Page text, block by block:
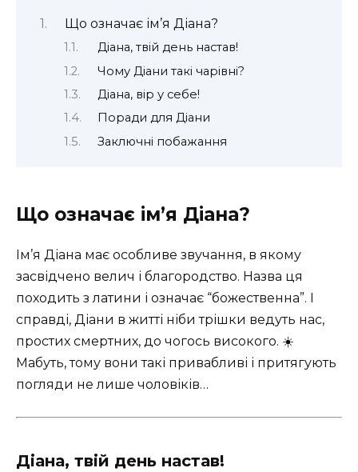
Що означає ім’я Діана?
Діана, твій день настав!
Чому Діани такі чарівні?
Діана, вір у себе!
Поради для Діани
Заключні побажання
Що означає ім’я Діана?
Ім’я Діана має особливе звучання, в якому
засвідчено велич і благородство. Назва ця
походить з латини і означає “божественна”. І
справді, Діани в житті ніби трішки ведуть нас,
простих смертних, до чогось високого. ☀️
Мабуть, тому вони такі привабливі і притягують
погляди не лише чоловіків…
Діана, твій день настав!